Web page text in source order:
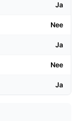
je eenvoudig met
met kabels; de
zorgen hebt
Ja
Nee
Ja
Nee
Ja